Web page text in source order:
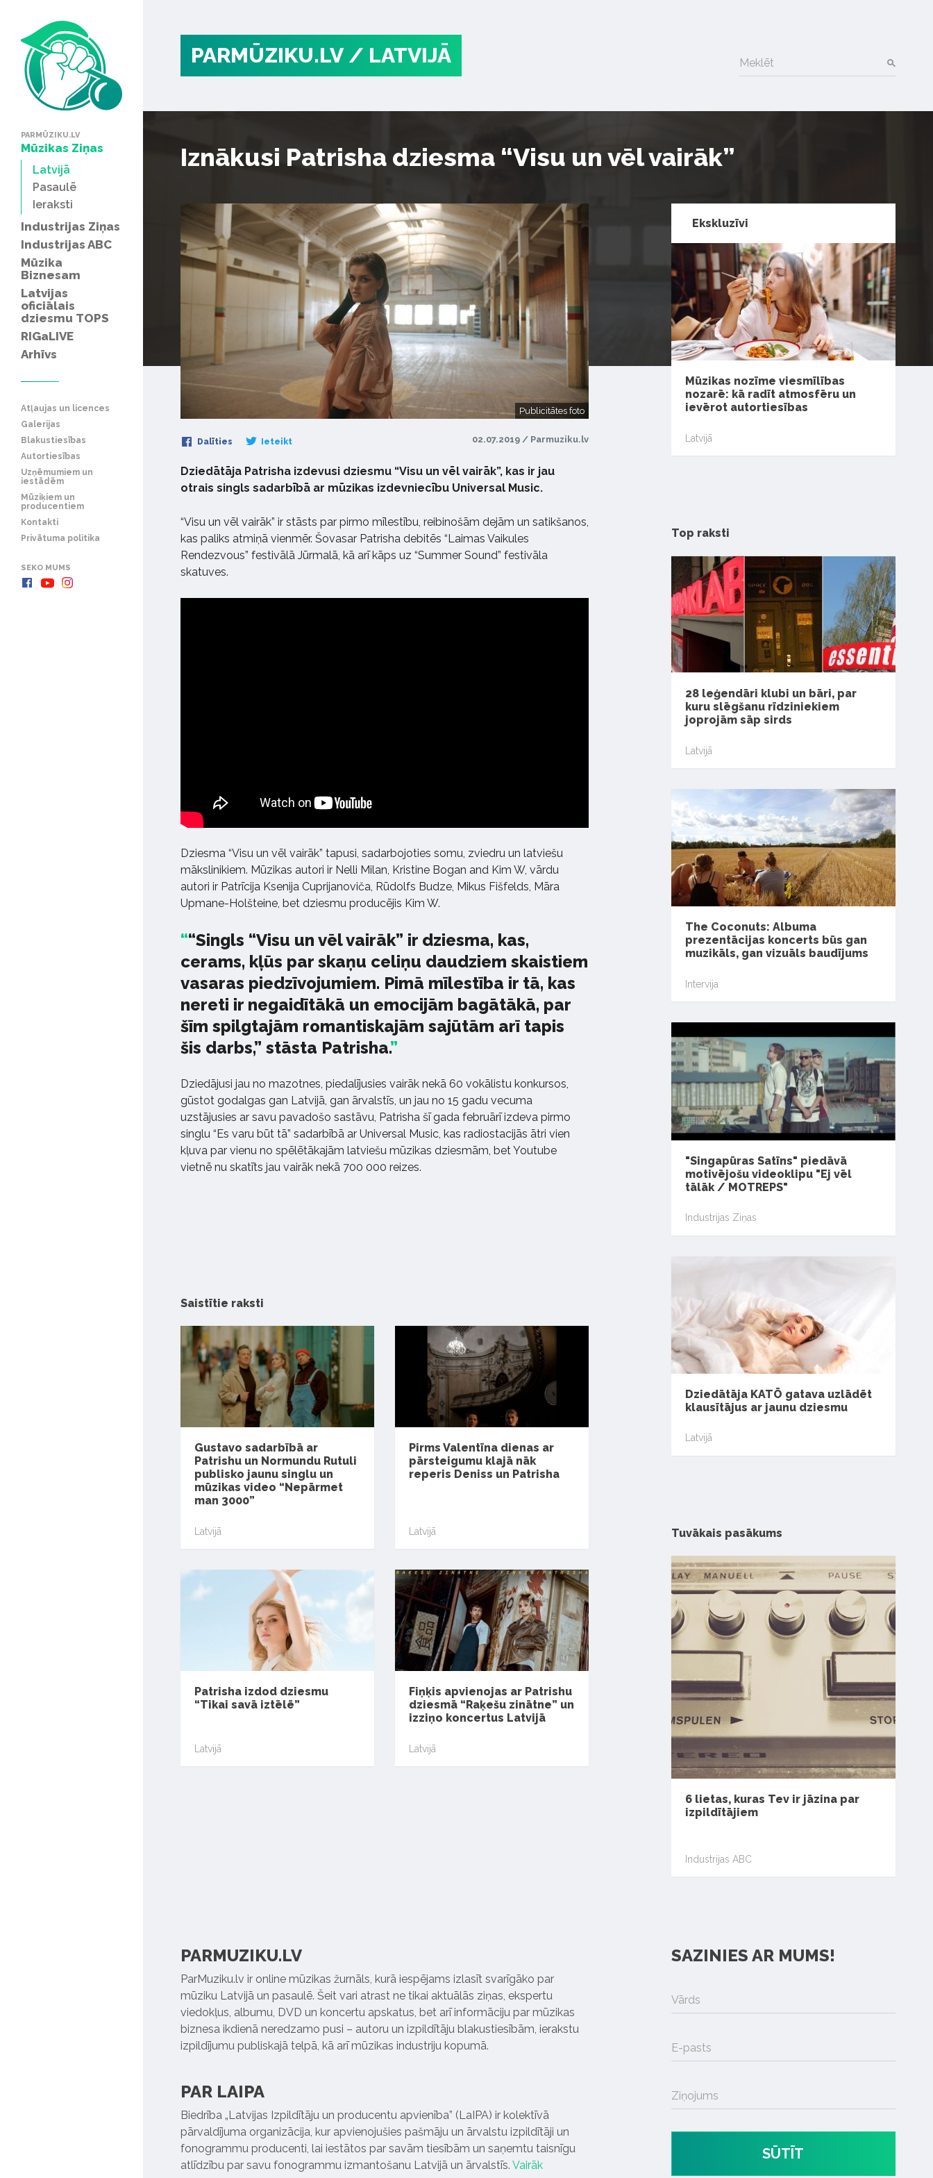
PARMŪZIKU.LV
Mūzikas Ziņas
Latvijā
Pasaulē
Ieraksti
Industrijas Ziņas
Industrijas ABC
Mūzika
Biznesam
Latvijas
oficiālais
dziesmu TOPS
RIGaLIVE
Arhīvs
Atļaujas un licences
Galerijas
Blakustiesības
Autortiesības
Uzņēmumiem un
iestādēm
Mūziķiem un
producentiem
Kontakti
Privātuma politika
SEKO MUMS
PARMŪZIKU.LV / LATVIJĀ Meklēt
Iznākusi Patrisha dziesma “Visu un vēl vairāk”
Publicitātes foto
Dalīties Ieteikt 02.07.2019 / Parmuziku.lv
Dziedātāja Patrisha izdevusi dziesmu “Visu un vēl vairāk”, kas ir jau
otrais singls sadarbībā ar mūzikas izdevniecību Universal Music.
“Visu un vēl vairāk” ir stāsts par pirmo mīlestību, reibinošām dejām un satikšanos,
kas paliks atmiņā vienmēr. Šovasar Patrisha debitēs “Laimas Vaikules
Rendezvous” festivālā Jūrmalā, kā arī kāps uz “Summer Sound” festivāla
skatuves.
Dziesma “Visu un vēl vairāk” tapusi, sadarbojoties somu, zviedru un latviešu
mākslinikiem. Mūzikas autori ir Nelli Milan, Kristine Bogan and Kim W, vārdu
autori ir Patrīcija Ksenija Cuprijanoviča, Rūdolfs Budze, Mikus Fišfelds, Māra
Upmane-Holšteine, bet dziesmu producējis Kim W.
“Singls “Visu un vēl vairāk” ir dziesma, kas,
cerams, kļūs par skaņu celiņu daudziem skaistiem
vasaras piedzīvojumiem. Pimā mīlestība ir tā, kas
nereti ir negaidītākā un emocijām bagātākā, par
šīm spilgtajām romantiskajām sajūtām arī tapis
šis darbs,” stāsta Patrisha.
Dziedājusi jau no mazotnes, piedalījusies vairāk nekā 60 vokālistu konkursos,
gūstot godalgas gan Latvijā, gan ārvalstīs, un jau no 15 gadu vecuma
uzstājusies ar savu pavadošo sastāvu, Patrisha šī gada februārī izdeva pirmo
singlu “Es varu būt tā” sadarbībā ar Universal Music, kas radiostacijās ātri vien
kļuva par vienu no spēlētākajām latviešu mūzikas dziesmām, bet Youtube
vietnē nu skatīts jau vairāk nekā 700 000 reizes.
Saistītie raksti
Gustavo sadarbībā ar
Patrishu un Normundu Rutuli
publisko jaunu singlu un
mūzikas video “Nepārmet
man 3000”
Latvijā
Pirms Valentīna dienas ar
pārsteigumu klajā nāk
reperis Deniss un Patrisha
Latvijā
Patrisha izdod dziesmu
“Tikai savā iztēlē”
Latvijā
Fiņķis apvienojas ar Patrishu
dziesmā “Raķešu zinātne” un
izziņo koncertus Latvijā
Latvijā
Ekskluzīvi
Mūzikas nozīme viesmīlības
nozarē: kā radīt atmosfēru un
ievērot autortiesības
Latvijā
Top raksti
28 leģendāri klubi un bāri, par
kuru slēgšanu rīdziniekiem
joprojām sāp sirds
Latvijā
The Coconuts: Albuma
prezentācijas koncerts būs gan
muzikāls, gan vizuāls baudījums
Intervija
"Singapūras Satīns" piedāvā
motivējošu videoklipu "Ej vēl
tālāk / MOTREPS"
Industrijas Ziņas
Dziedātāja KATŌ gatava uzlādēt
klausītājus ar jaunu dziesmu
Latvijā
Tuvākais pasākums
6 lietas, kuras Tev ir jāzina par
izpildītājiem
Industrijas ABC
PARMUZIKU.LV
ParMuziku.lv ir online mūzikas žurnāls, kurā iespējams izlasīt svarīgāko par
mūziku Latvijā un pasaulē. Šeit vari atrast ne tikai aktuālās ziņas, ekspertu
viedokļus, albumu, DVD un koncertu apskatus, bet arī informāciju par mūzikas
biznesa ikdienā neredzamo pusi – autoru un izpildītāju blakustiesībām, ierakstu
izpildījumu publiskajā telpā, kā arī mūzikas industriju kopumā.
PAR LAIPA
Biedrība „Latvijas Izpildītāju un producentu apvienība” (LaIPA) ir kolektīvā
pārvaldījuma organizācija, kur apvienojušies pašmāju un ārvalstu izpildītāji un
fonogrammu producenti, lai iestātos par savām tiesībām un saņemtu taisnīgu
atlīdzību par savu fonogrammu izmantošanu Latvijā un ārvalstīs. Vairāk
SAZINIES AR MUMS!
Vārds
E-pasts
Ziņojums
SŪTĪT